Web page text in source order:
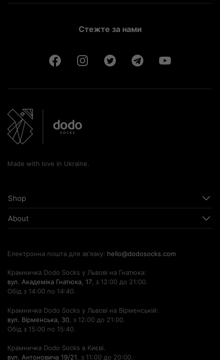
Стежте за нами
Made with love in Ukraine.
Shop
About
Електронна пошта для зв'язку: hello@dodosocks.com
Крамничка Dodo Socks у Львові на Гнатюка:
вул. Академіка Гнатюка, 17 , з 12:00 до 21:00.
Обід з 14:00 по 14:40.
Крамничка Dodo Socks у Львові на Вірменській:
вул. Вірменська, 30 , з 12:00 до 21:00.
Обід з 15:00 по 15:40.
Крамничка Dodo Socks в Києві.
вул. Антоновича 19/21 , з 11:00 до 20:00.